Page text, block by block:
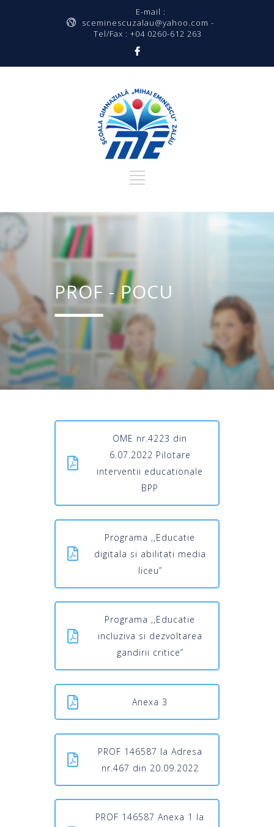
E-mail :
sceminescuzalau@yahoo.com -
Tel/Fax : +04 0260-612 263
PROF - POCU
OME nr.4223 din
6.07.2022 Pilotare
interventii educationale
BPP
Programa ,,Educatie
digitala si abilitati media
liceu”
Programa ,,Educatie
incluziva si dezvoltarea
gandirii critice”
Anexa 3
PROF 146587 la Adresa
nr.467 din 20.09.2022
PROF 146587 Anexa 1 la